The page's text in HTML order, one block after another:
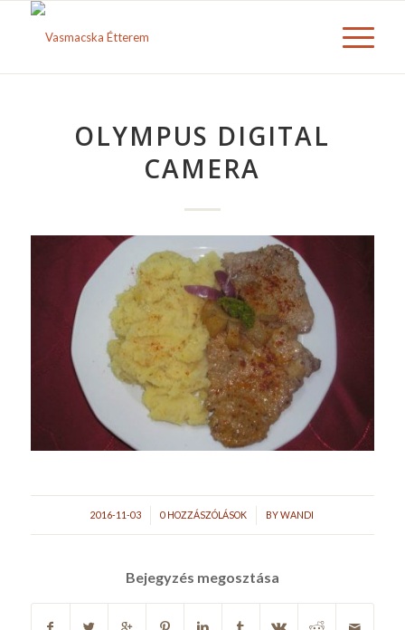
OLYMPUS DIGITAL
CAMERA
2016-11-03
/ 0 HOZZÁSZÓLÁSOK
/ BYWANDI
Bejegyzés megosztása